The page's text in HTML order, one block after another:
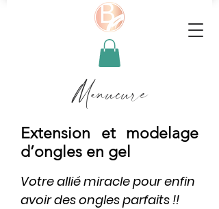
Manucure
Extension et modelage
d’ongles en gel
Votre allié miracle pour enfin
avoir des ongles parfaits !!